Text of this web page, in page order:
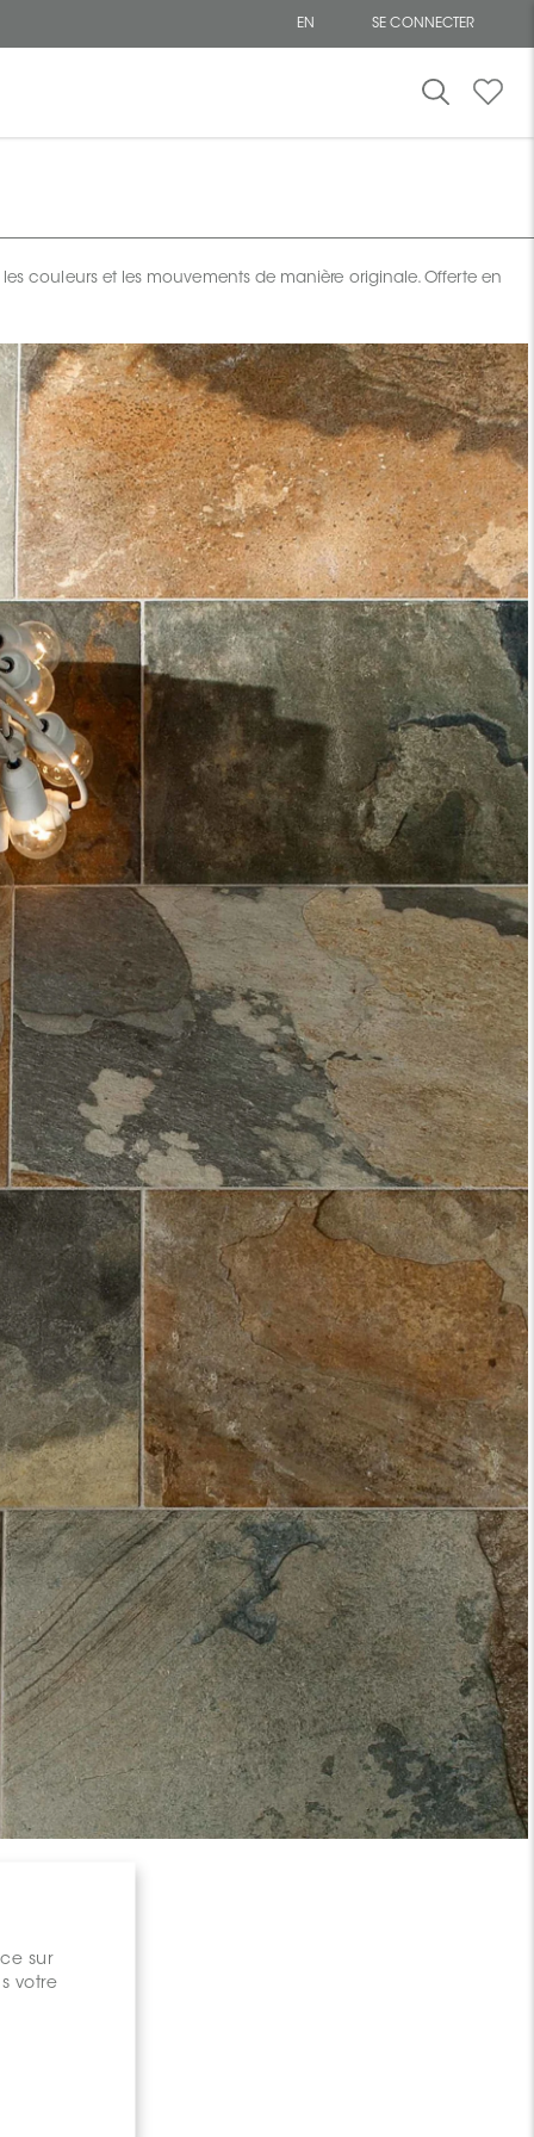
EN SE CONNECTER
sur
votre
couleurs et les mouvements de manière originale. Offerte en